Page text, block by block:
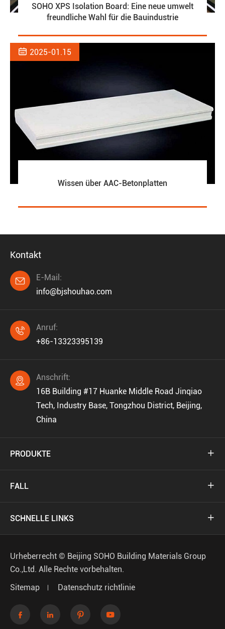
SOHO XPS Isolation Board: Eine neue umwelt
freundliche Wahl für die Bauindustrie
 2025-01.15
Wissen über AAC-Betonplatten
Kontakt

E-Mail:
info@bjshouhao.com

Anruf:
+86-13323395139

Anschrift:
16B Building #17 Huanke Middle Road Jinqiao
Tech, Industry Base, Tongzhou District, Beijing,
China
PRODUKTE 
FALL 
SCHNELLE LINKS 
Urheberrecht © Beijing SOHO Building Materials Group
Co.,Ltd. Alle Rechte vorbehalten.
Sitemap
Datenschutz richtlinie
   